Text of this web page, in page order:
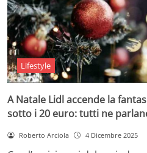
Lifestyle
A Natale Lidl accende la
sotto i 20 euro: tutti ne
Roberto Arciola 4 Dicembre 2025